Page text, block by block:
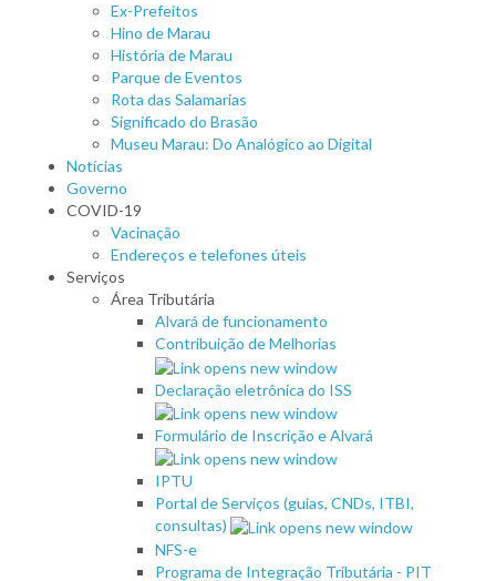
Ex-Prefeitos
Hino de Marau
História de Marau
Parque de Eventos
Rota das Salamarias
Significado do Brasão
Museu Marau: Do Analógico ao Digital
Notícias
Governo
COVID-19
Vacinação
Endereços e telefones úteis
Serviços
Área Tributária
Alvará de funcionamento
Contribuição de Melhorias
Declaração eletrônica do ISS
Formulário de Inscrição e Alvará
IPTU
Portal de Serviços (guias, CNDs, ITBI,
consultas)
NFS-e
Programa de Integração Tributária - PIT